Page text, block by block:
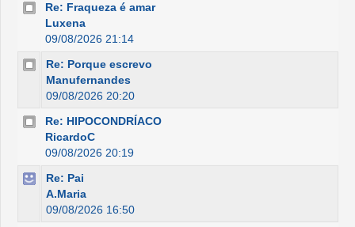
Re: Fraqueza é amar
Luxena
09/08/2026 21:14
Re: Porque escrevo
Manufernandes
09/08/2026 20:20
Re: HIPOCONDRÍACO
RicardoC
09/08/2026 20:19
Re: Pai
A.Maria
09/08/2026 16:50